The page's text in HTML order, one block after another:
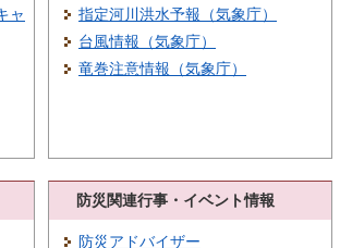
ャ
指定河川洪水予報（気象庁）
台風情報（気象庁）
竜巻注意情報（気象庁）
防災関連行事・イベント情報
防災アドバイザー